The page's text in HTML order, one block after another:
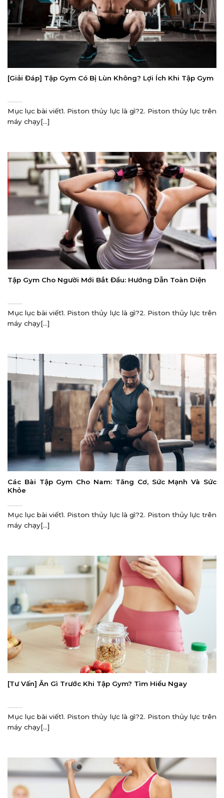
[Giải Đáp] Tập Gym Có Bị Lùn Không? Lợi Ích Khi Tập Gym
Mục lục bài viết1. Piston thủy lực là gì?2. Piston thủy lực trên
máy chạy[...]
Tập Gym Cho Người Mới Bắt Đầu: Hướng Dẫn Toàn Diện
Mục lục bài viết1. Piston thủy lực là gì?2. Piston thủy lực trên
máy chạy[...]
Các Bài Tập Gym Cho Nam: Tăng Cơ, Sức Mạnh Và Sức
Khỏe
Mục lục bài viết1. Piston thủy lực là gì?2. Piston thủy lực trên
máy chạy[...]
[Tư Vấn] Ăn Gì Trước Khi Tập Gym? Tìm Hiểu Ngay
Mục lục bài viết1. Piston thủy lực là gì?2. Piston thủy lực trên
máy chạy[...]